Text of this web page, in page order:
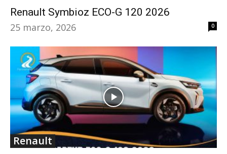
Renault Symbioz ECO-G 120 2026
25 marzo, 2026
0
Renault